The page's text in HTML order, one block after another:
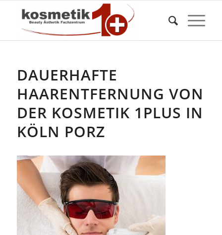
DAUERHAFTE
HAARENTFERNUNG VON
DER KOSMETIK 1PLUS IN
KÖLN PORZ